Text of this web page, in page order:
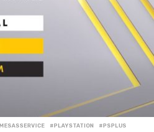
,#PLAYSTATION ,#PSPLUS